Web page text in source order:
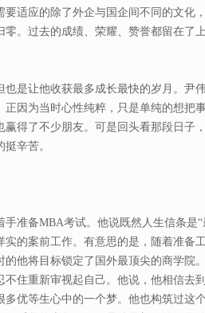
要适应的除了外企与国企间不同的文化
零。过去的成绩、荣耀、赞誉都留在了
也是让他收获最多成长最快的岁月。尹
正因为当时心性纯粹，只是单纯的想把
赢得了不少朋友。可是回头看那段日子
辛苦。
手准备MBA考试。他说既然人生信条是
实的案前工作。有意思的是，随着准备
的他将目标锁定了国外最顶尖的商学院
不住重新审视起自己。他说，他相信去
多优等生心中的一个梦。他也构筑过这